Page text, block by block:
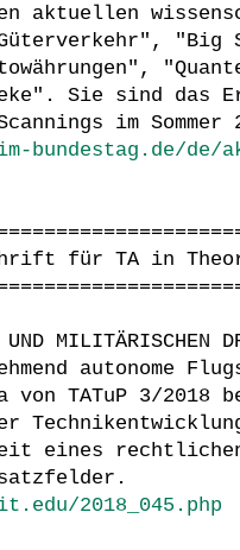
aktuellen
Güterverkehr", "Big
Sie sind das
im Sommer
bundestag.de/de/
für TA in
MILITÄRISCHEN
autonome
von TATuP 3/
eines
2018_045.php